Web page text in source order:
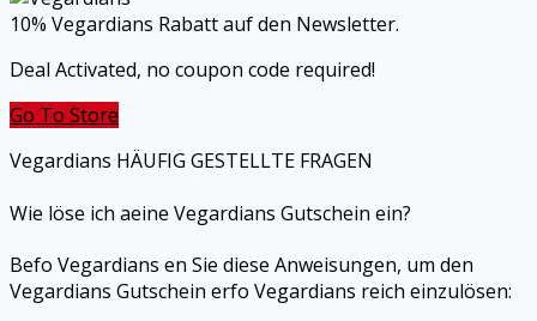
10% Vegardians Rabatt auf den Newsletter.
Deal Activated, no coupon code required!
Go To Store
Vegardians HÄUFIG GESTELLTE FRAGEN
Wie löse ich aeine Vegardians Gutschein ein?
Befo Vegardians en Sie diese Anweisungen, um den
Vegardians Gutschein erfo Vegardians reich einzulösen: